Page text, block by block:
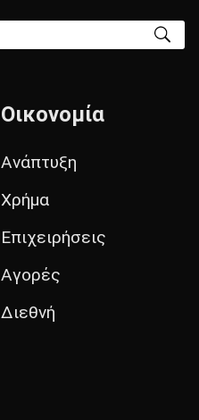
Οικονομία
Ανάπτυξη
Χρήμα
Επιχειρήσεις
Αγορές
Διεθνή